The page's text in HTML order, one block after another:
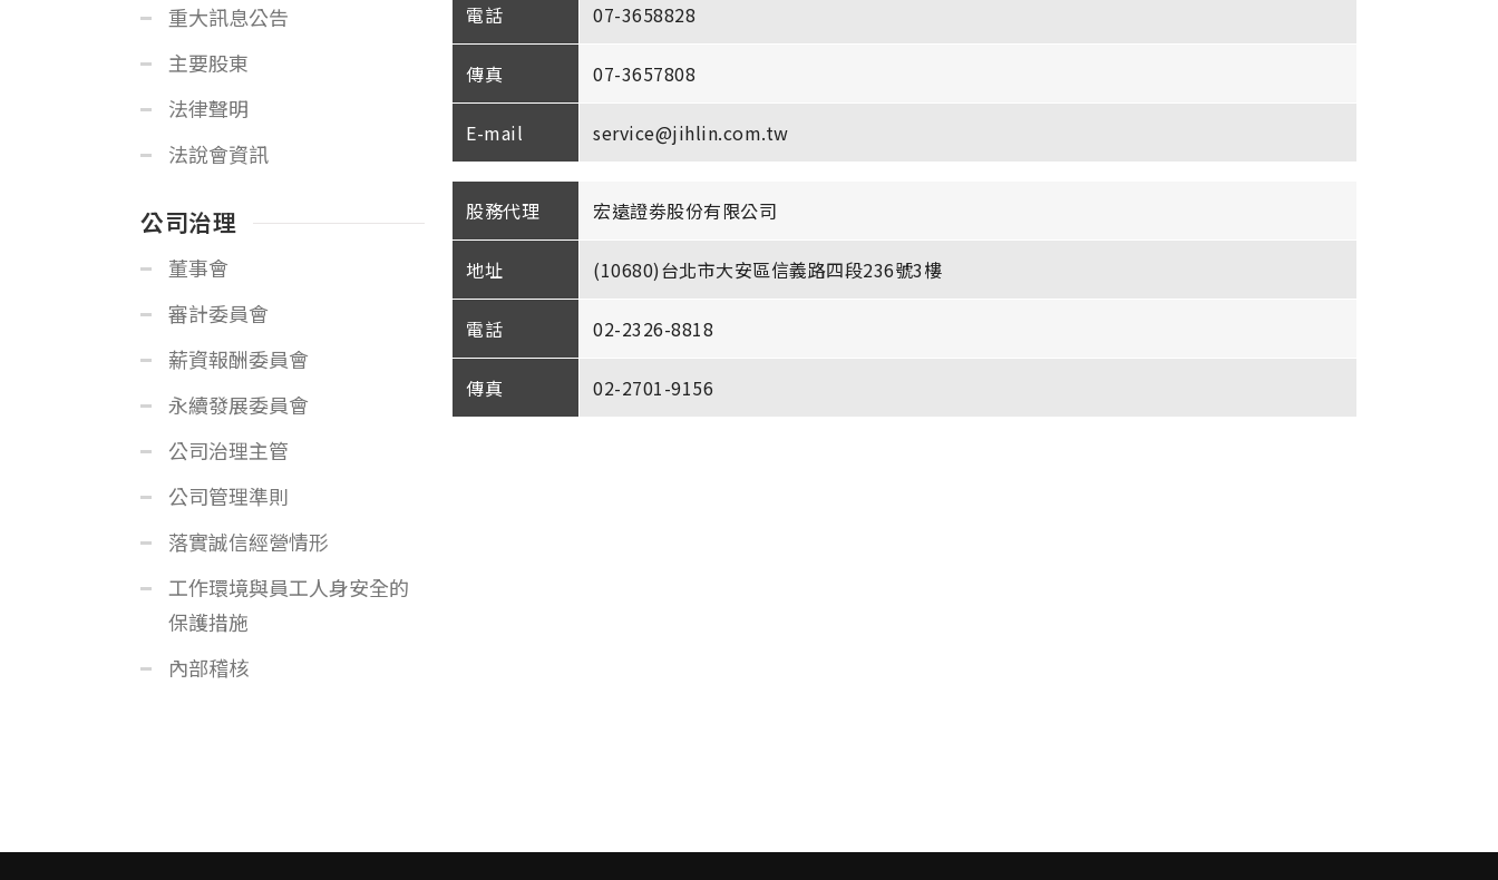
重大訊息公告
主要股東
法律聲明
法說會資訊
公司治理
董事會
審計委員會
薪資報酬委員會
永續發展委員會
公司治理主管
公司管理準則
落實誠信經營情形
工作環境與員工人身安全的
保護措施
內部稽核
電話 07-3658828
傳真 07-3657808
E-mail service@jihlin.com.tw
股務代理 宏遠證劵股份有限公司
地址 (10680)台北市大安區信義路四段236號3樓
電話 02-2326-8818
傳真 02-2701-9156